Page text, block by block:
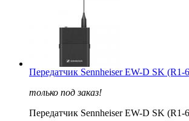
Передатчик Sennheiser EW-D SK (R1-
только под заказ!
Передатчик Sennheiser EW-D SK (R1-